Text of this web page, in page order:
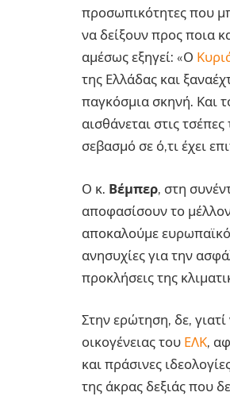
προσωπικότητες που
να δείξουν προς ποια
αμέσως εξηγεί: «Ο
της Ελλάδας και
παγκόσμια σκηνή. Και
αισθάνεται στις
σεβασμό σε ό,τι έχει
Ο κ. Βέμπερ, στη
αποφασίσουν το
αποκαλούμε
ανησυχίες για την
προκλήσεις της
Στην ερώτηση, δε,
οικογένειας του ΕΛΚ,
και πράσινες
της άκρας δεξιάς που